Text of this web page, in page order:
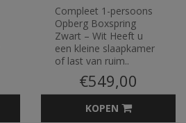
Compleet 1-persoons
Opberg Boxspring
Zwart – Wit Heeft u
een kleine slaapkamer
of last van ruim..
€549,00
KOPEN